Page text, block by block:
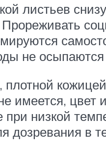
листьев
не
цвет
низкой
дозревания в